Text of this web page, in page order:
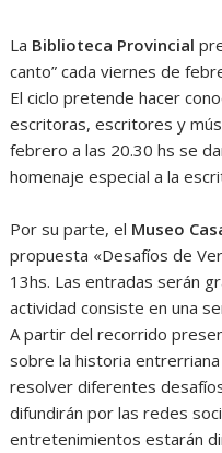
La Biblioteca Provincial
canto” cada viernes de
El ciclo pretende hacer
escritoras, escritores y
febrero a las 20.30 hs se
homenaje especial a la
Por su parte, el Museo
propuesta «Desafíos de
13hs. Las entradas serán
actividad consiste en una
A partir del recorrido
sobre la historia
resolver diferentes
difundirán por las redes
entretenimientos estarán